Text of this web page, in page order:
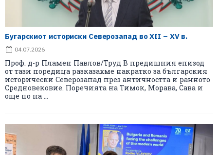
Бугарскиот историски Северозапад во XII – XV в.
04.07.2026
Проф. д-р Пламен Павлов/Труд В предишния епизод
от тази поредица разказахме накратко за българския
исторически Северозапад през античността и ранното
Средновековие. Поречията на Тимок, Морава, Сава и
още по на ...